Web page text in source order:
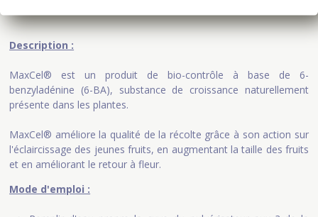
Description :
MaxCel® est un produit de bio-contrôle à base de 6-
benzyladénine (6-BA), substance de croissance naturellement
présente dans les plantes.
MaxCel® améliore la qualité de la récolte grâce à son action sur
l'éclaircissage des jeunes fruits, en augmentant la taille des fruits
et en améliorant le retour à fleur.
Mode d'emploi :